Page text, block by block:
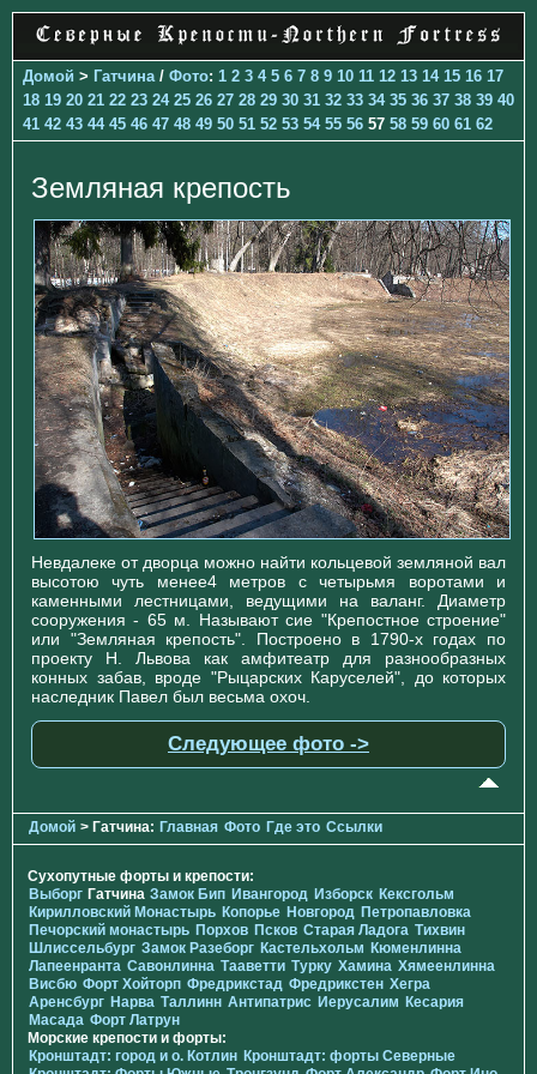
Домой > Гатчина / Фото: 1 2 3 4 5 6 7 8 9 10 11 12 13 14 15 16 17
18 19 20 21 22 23 24 25 26 27 28 29 30 31 32 33 34 35 36 37 38 39 40
41 42 43 44 45 46 47 48 49 50 51 52 53 54 55 56 57 58 59 60 61 62
Земляная крепость
Невдалеке от дворца можно найти кольцевой земляной вал
высотою чуть менее4 метров с четырьмя воротами и
каменными лестницами, ведущими на валанг. Диаметр
сооружения - 65 м. Называют сие "Крепостное строение"
или "Земляная крепость". Построено в 1790-х годах по
проекту Н. Львова как амфитеатр для разнообразных
конных забав, вроде "Рыцарских Каруселей", до которых
наследник Павел был весьма охоч.
Следующее фото ->
Домой > Гатчина: Главная Фото Где это Ссылки
Сухопутные форты и крепости:
Выборг Гатчина Замок Бип Ивангород Изборск Кексгольм
Кирилловский Монастырь Копорье Новгород Петропавловка
Печорcкий монастырь Порхов Псков Старая Ладога Тихвин
Шлиссельбург Замок Разеборг Кастельхольм Кюменлинна
Лапеенранта Савонлинна Тааветти Турку Хамина Хямеенлинна
Висбю Форт Хойторп Фредрикстад Фредрикстен Хегра
Аренсбург Нарва Таллинн Антипатрис Иерусалим Кесария
Масада Форт Латрун
Морские крепости и форты:
Кронштадт: город и о. Котлин Кронштадт: форты Северные